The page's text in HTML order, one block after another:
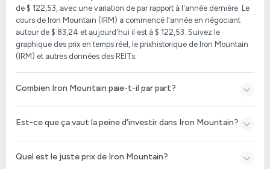
de $ 122,53 , avec une variation de par rapport à l'année dernière. Le
cours de Iron Mountain (IRM) a commencé l'année en négociant
autour de $ 83,24 et aujourd'hui il est à $ 122,53 . Suivez le
graphique des prix en temps réel, le prixhistorique de Iron Mountain
(IRM) et autres données des REITs.
Combien Iron Mountain paie-t-il par part?
Est-ce que ça vaut la peine d'investir dans Iron Mountain?
Quel est le juste prix de Iron Mountain?